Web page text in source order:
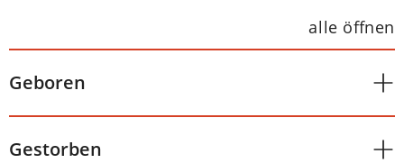
alle öffnen
Geboren
Gestorben